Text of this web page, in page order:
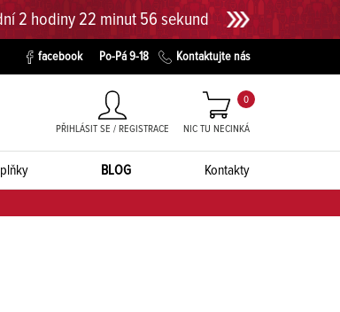
2 hodiny 22 minut 55 sekund
facebook Po-Pá 9-18 Kontaktujte nás
PŘIHLÁSIT SE / REGISTRACE NIC TU NECINKÁ
0
BLOG Kontakty